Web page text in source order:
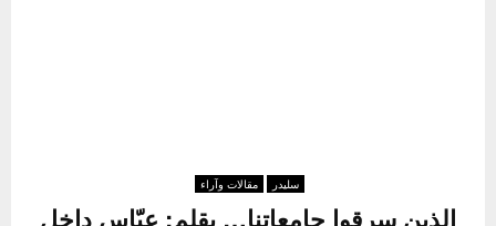
سليدر مقالات وآراء
الذين سرقوا جامعاتنا… بقلم: عبّاس داخل